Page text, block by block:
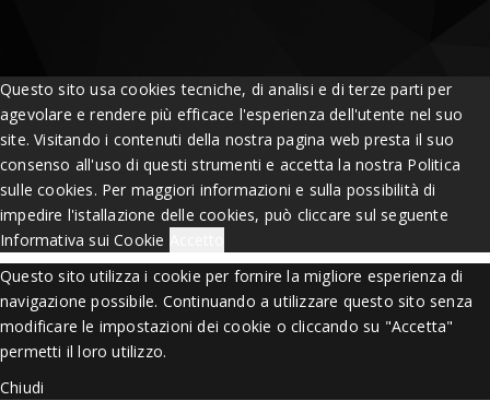
Questo sito usa cookies tecniche, di analisi e di terze parti per
agevolare e rendere più efficace l'esperienza dell'utente nel suo
site. Visitando i contenuti della nostra pagina web presta il suo
consenso all'uso di questi strumenti e accetta la nostra Politica
sulle cookies. Per maggiori informazioni e sulla possibilità di
impedire l'istallazione delle cookies, può cliccare sul seguente
Informativa sui Cookie
Questo sito utilizza i cookie per fornire la migliore esperienza di
navigazione possibile. Continuando a utilizzare questo sito senza
modificare le impostazioni dei cookie o cliccando su "Accetta"
permetti il loro utilizzo.
Chiudi